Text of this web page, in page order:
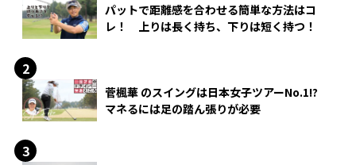
パットで距離感を合わせる簡単な方法はコ
レ！ 上りは長く持ち、下りは短く持つ！
菅楓華 のスイングは日本女子ツアーNo.1!?
マネるには足の踏ん張りが必要